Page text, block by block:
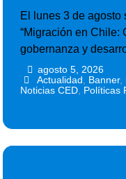
El lunes 3 de
“Migración en Chile:
gobernanza y
agosto 5, 2026
Actualidad Banner,
Noticias CED Políticas